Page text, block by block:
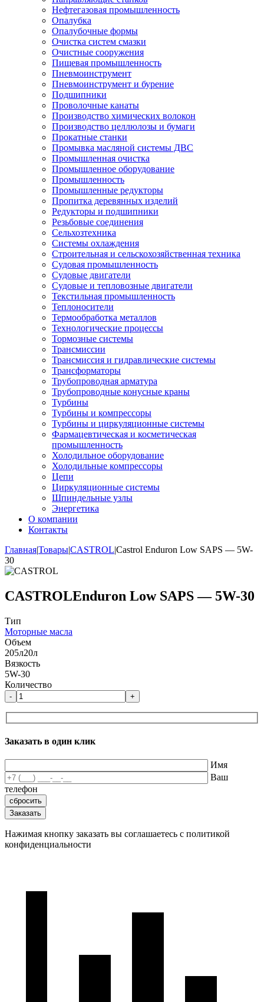
Нефтегазовая промышленность
Опалубка
Опалубочные формы
Очистка систем смазки
Очистные сооружения
Пищевая промышленность
Пневмоинструмент
Пневмоинструмент и бурение
Подшипники
Проволочные канаты
Производство химических волокон
Производство целлюлозы и бумаги
Прокатные станки
Промывка масляной системы ДВС
Промышленная очистка
Промышленное оборудование
Промышленность
Промышленные редукторы
Пропитка деревянных изделий
Редукторы и подшипники
Резьбовые соединения
Сельхозтехника
Системы охлаждения
Строительная и сельскохозяйственная техника
Судовая промышленность
Судовые двигатели
Судовые и тепловозные двигатели
Текстильная промышленность
Теплоносители
Термообработка металлов
Технологические процессы
Тормозные системы
Трансмиссии
Трансмиссия и гидравлические системы
Трансформаторы
Трубопроводная арматура
Трубопроводные конусные краны
Турбины
Турбины и компрессоры
Турбины и циркуляционные системы
Фармацевтическая и косметическая
промышленность
Холодильное оборудование
Холодильные компрессоры
Цепи
Циркуляционные системы
Шпиндельные узлы
Энергетика
О компании
Контакты
Главная|Товары|CASTROL|Castrol Enduron Low SAPS — 5W-
30
CASTROLEnduron Low SAPS — 5W-30
Тип
Моторные масла
Объем
205л20л
Вязкость
5W-30
Количество
- +
Заказать в один клик
Имя
Ваш
телефон
Нажимая кнопку заказать вы соглашаетесь с политикой
конфиденциальности